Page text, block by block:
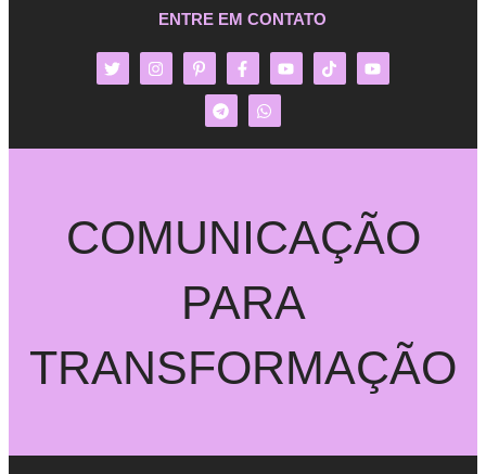
ENTRE EM CONTATO
COMUNICAÇÃO
PARA
TRANSFORMAÇÃO